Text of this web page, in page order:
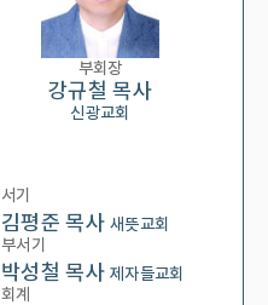
부회장
강규철 목사
신광교회
서기
김평준 목사 새뜻교회
부서기
박성철 목사 제자들교회
회계